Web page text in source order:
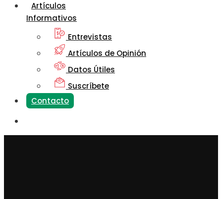
Artículos
Informativos
Entrevistas
Artículos de Opinión
Datos Útiles
Suscríbete
Contacto